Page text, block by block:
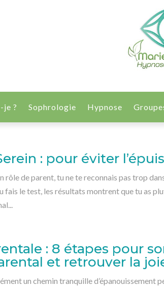
je ? Sophrologie Hypnose
: pour éviter
rôle de parent, tu ne te reconnais pas trop
fais le test, les résultats montrent que tu as
: 8 étapes pour
et retrouver la
un chemin tranquille d’épanouissement